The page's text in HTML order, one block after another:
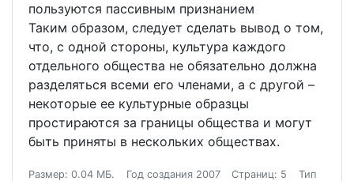
пользуются пассивным признанием
Таким образом, следует сделать вывод о том,
что, с одной стороны, культура каждого
отдельного общества не обязательно должна
разделяться всеми его членами, а с другой –
некоторые ее культурные образцы
простираются за границы общества и могут
быть приняты в нескольких обществах.
Размер: 0.04 МБ. Год создания 2007 Страниц: 5
Тип